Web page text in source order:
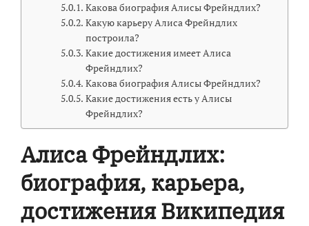
Какова биография Алисы Фрейндлих?
Какую карьеру Алиса Фрейндлих
построила?
Какие достижения имеет Алиса
Фрейндлих?
Какова биография Алисы Фрейндлих?
Какие достижения есть у Алисы
Фрейндлих?
Алиса Фрейндлих:
биография, карьера,
достижения Википедия